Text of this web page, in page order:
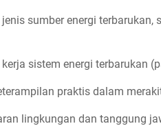
sumber energi terbarukan,
sistem energi terbarukan
praktis dalam
lingkungan dan tanggung